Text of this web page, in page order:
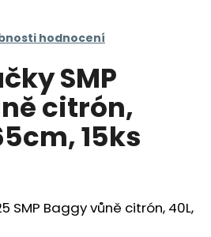
hodnocení
SMP
citrón,
15ks
SMP Baggy vůně citrón, 40L,